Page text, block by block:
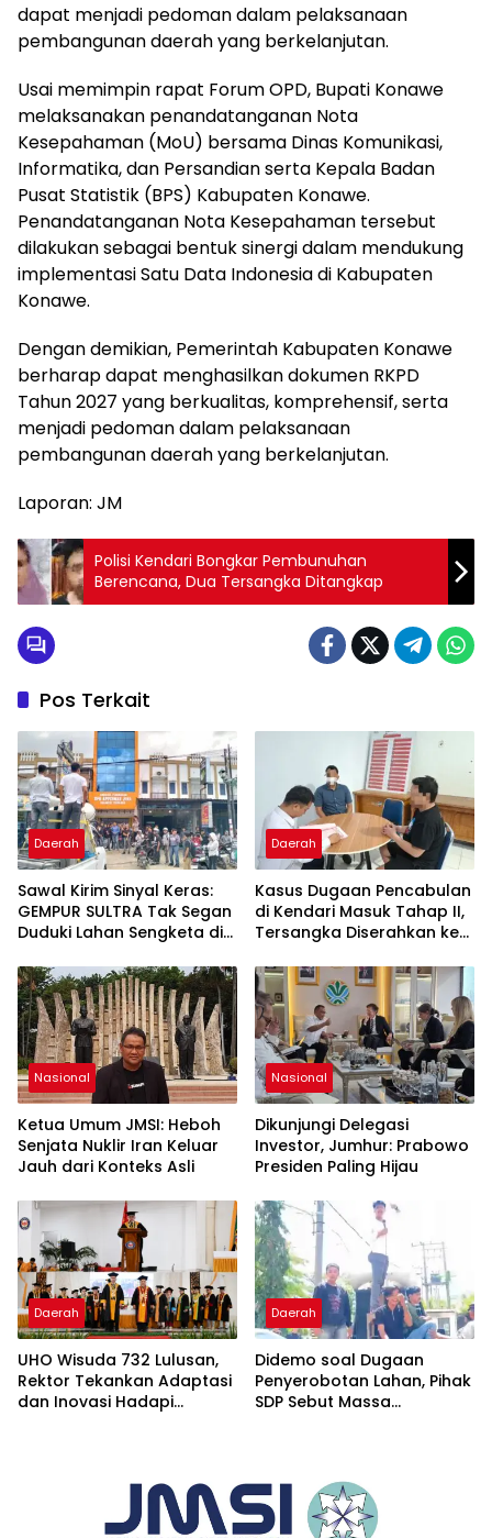
dapat menjadi pedoman dalam pelaksanaan
pembangunan daerah yang berkelanjutan.
Usai memimpin rapat Forum OPD, Bupati Konawe
melaksanakan penandatanganan Nota
Kesepahaman (MoU) bersama Dinas Komunikasi,
Informatika, dan Persandian serta Kepala Badan
Pusat Statistik (BPS) Kabupaten Konawe.
Penandatanganan Nota Kesepahaman tersebut
dilakukan sebagai bentuk sinergi dalam mendukung
implementasi Satu Data Indonesia di Kabupaten
Konawe.
Dengan demikian, Pemerintah Kabupaten Konawe
berharap dapat menghasilkan dokumen RKPD
Tahun 2027 yang berkualitas, komprehensif, serta
menjadi pedoman dalam pelaksanaan
pembangunan daerah yang berkelanjutan.
Laporan: JM
Polisi Kendari Bongkar Pembunuhan
Berencana, Dua Tersangka Ditangkap
Pos Terkait
Daerah
Sawal Kirim Sinyal Keras:
GEMPUR SULTRA Tak Segan
Duduki Lahan Sengketa di
Daerah
Kasus Dugaan Pencabulan
di Kendari Masuk Tahap II,
Tersangka Diserahkan ke
Nasional
Ketua Umum JMSI: Heboh
Senjata Nuklir Iran Keluar
Jauh dari Konteks Asli
Nasional
Dikunjungi Delegasi
Investor, Jumhur: Prabowo
Presiden Paling Hijau
Daerah
UHO Wisuda 732 Lulusan,
Rektor Tekankan Adaptasi
dan Inovasi Hadapi
Daerah
Didemo soal Dugaan
Penyerobotan Lahan, Pihak
SDP Sebut Massa